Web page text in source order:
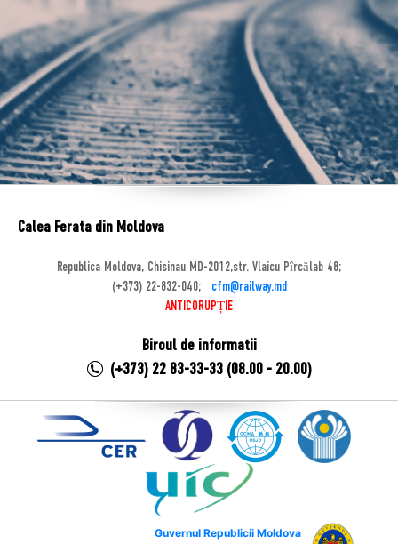
Calea Ferata din Moldova
Republica Moldova, Chisinau MD-2012,str. Vlaicu Pîrcălab 48;
(+373) 22-832-040;
cfm@railway.md
ANTICORUPȚIE
Biroul de informatii
(+373) 22 83-33-33 (08.00 - 20.00)
Guvernul Republicii Moldova